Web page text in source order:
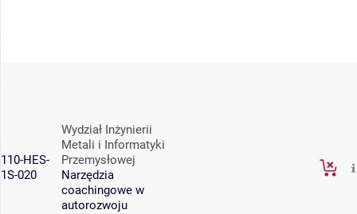
110-HES-
1S-020
Wydział Inżynierii
Metali i Informatyki
Przemysłowej
Narzędzia
coachingowe w
autorozwoju